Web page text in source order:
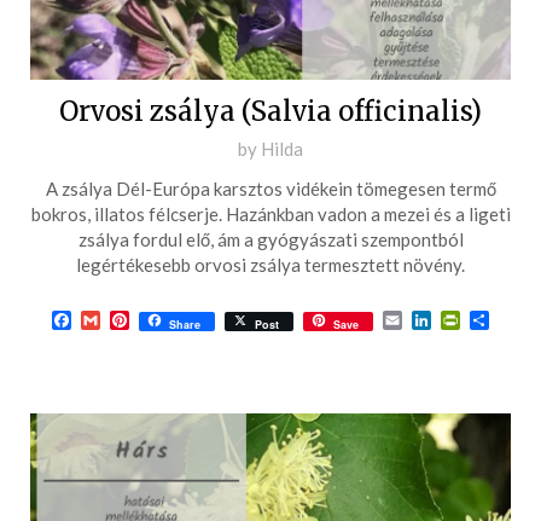
Orvosi zsálya (Salvia officinalis)
Posted
2016-
06-
30
by Hilda
A zsálya Dél-Európa karsztos vidékein tömegesen termő
bokros, illatos félcserje. Hazánkban vadon a mezei és a ligeti
zsálya fordul elő, ám a gyógyászati szempontból
legértékesebb orvosi zsálya termesztett növény.
Facebook
GmailPinterest
Share Post Save EmailLinkedIn